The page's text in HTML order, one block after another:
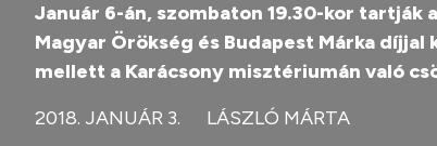
Január 6-án, szombaton 19.30-kor
Magyar Örökség és Budapest Márka
mellett a Karácsony misztériumán való
2018. JANUÁR 3.
LÁSZLÓ MÁRTA